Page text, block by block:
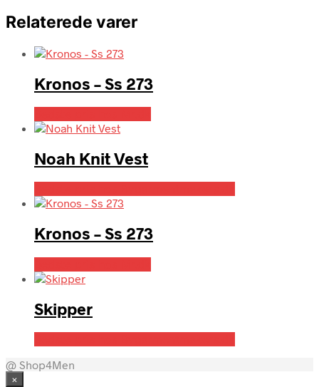
Relaterede varer
Kronos – Ss 273
Noah Knit Vest
Kronos – Ss 273
Skipper
@ Shop4Men
×